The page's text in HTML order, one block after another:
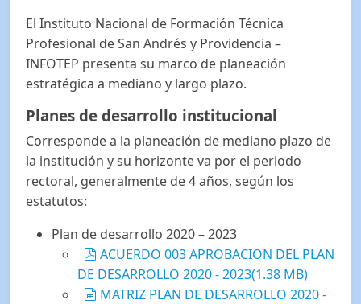
El Instituto Nacional de Formación Técnica
Profesional de San Andrés y Providencia –
INFOTEP presenta su marco de planeación
estratégica a mediano y largo plazo.
Planes de desarrollo institucional
Corresponde a la planeación de mediano plazo de
la institución y su horizonte va por el periodo
rectoral, generalmente de 4 años, según los
estatutos:
Plan de desarrollo 2020 – 2023
pdf
ACUERDO 003 APROBACION DEL PLAN
DE DESARROLLO 2020 - 2023(1.38 MB)
spreadsheet
MATRIZ PLAN DE DESARROLLO 2020 -